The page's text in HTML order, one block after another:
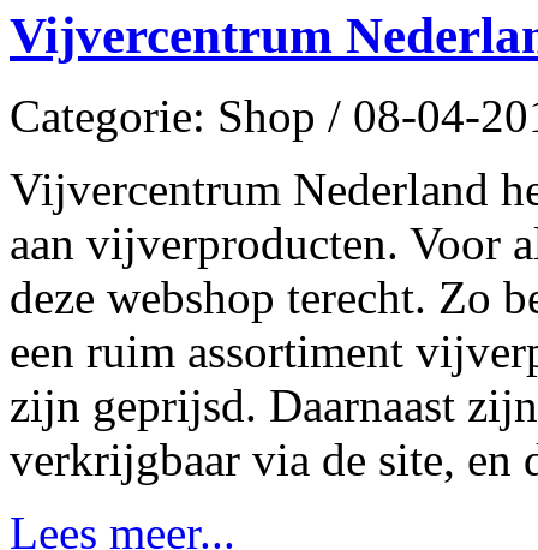
Vijvercentrum
Categorie: Shop / 08-04-
Vijvercentrum Nederland
aan vijverproducten. Voor
deze webshop terecht. Zo
een ruim assortiment
zijn geprijsd. Daarnaast
verkrijgbaar via de site, en
Lees meer...